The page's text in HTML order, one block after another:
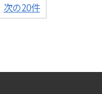
次の20件